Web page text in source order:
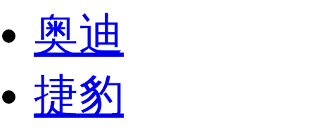
奥迪
捷豹